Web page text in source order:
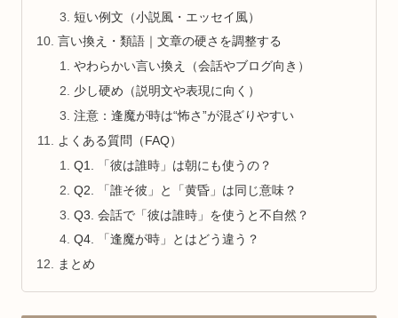
短い例文（小説風・エッセイ風）
言い換え・類語｜文章の硬さを調整する
やわらかい言い換え（会話やブログ向き）
少し硬め（説明文や表現に向く）
注意：逢魔が時は“怖さ”が混ざりやすい
よくある質問（FAQ）
Q1. 「彼は誰時」は朝にも使うの？
Q2. 「誰そ彼」と「黄昏」は同じ意味？
Q3. 会話で「彼は誰時」を使うと不自然？
Q4. 「逢魔が時」とはどう違う？
まとめ